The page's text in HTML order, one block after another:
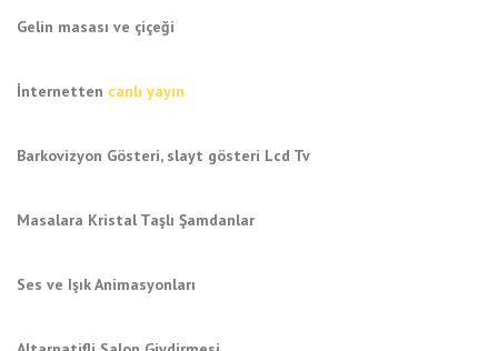
Gelin masası ve çiçeği
İnternetten canlı yayın
Barkovizyon Gösteri, slayt gösteri Lcd Tv
Masalara Kristal Taşlı Şamdanlar
Ses ve Işık Animasyonları